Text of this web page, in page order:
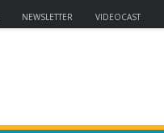
NEWSLETTER VIDEOCAST